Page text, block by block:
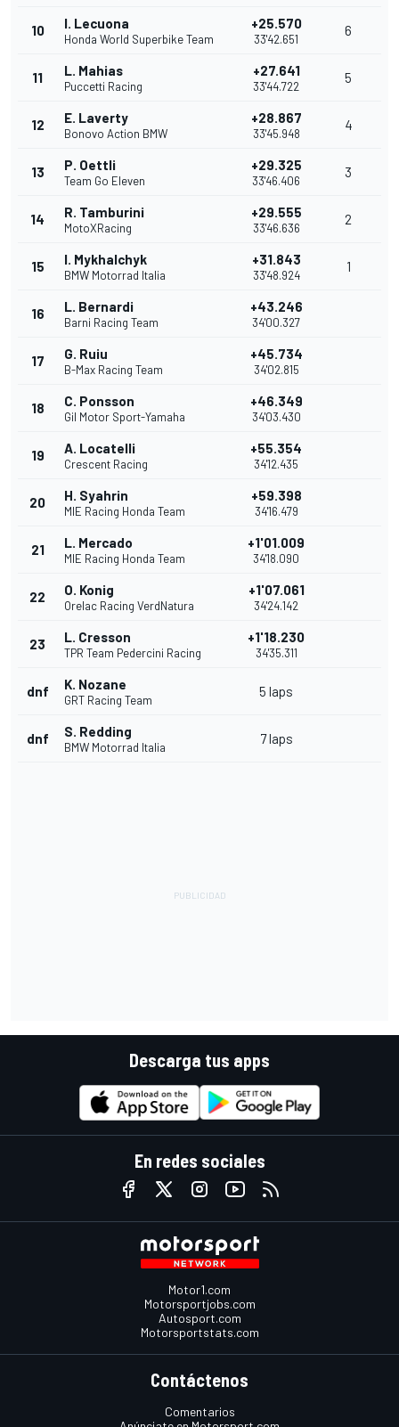
10 I. Lecuona
Honda World Superbike Team
+25.570
33'42.651
6
11 L. Mahias
Puccetti Racing
+27.641
33'44.722
5
12 E. Laverty
Bonovo Action BMW
+28.867
33'45.948
4
13 P. Oettli
Team Go Eleven
+29.325
33'46.406
3
14 R. Tamburini
MotoXRacing
+29.555
33'46.636
2
15 I. Mykhalchyk
BMW Motorrad Italia
+31.843
33'48.924
1
16 L. Bernardi
Barni Racing Team
+43.246
34'00.327
17 G. Ruiu
B-Max Racing Team
+45.734
34'02.815
18 C. Ponsson
Gil Motor Sport-Yamaha
+46.349
34'03.430
19 A. Locatelli
Crescent Racing
+55.354
34'12.435
20 H. Syahrin
MIE Racing Honda Team
+59.398
34'16.479
21 L. Mercado
MIE Racing Honda Team
+1'01.009
34'18.090
22 O. Konig
Orelac Racing VerdNatura
+1'07.061
34'24.142
23 L. Cresson
TPR Team Pedercini Racing
+1'18.230
34'35.311
dnf K. Nozane
GRT Racing Team
5 laps
dnf S. Redding
BMW Motorrad Italia
7 laps
Descarga tus apps
En redes sociales
Motor1.com
Motorsportjobs.com
Autosport.com
Motorsportstats.com
Contáctenos
Comentarios